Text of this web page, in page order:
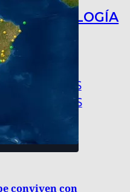
Y TECNOLOGÍA
LA LUPA
Y ROSTROS
ANIMALES
conviven con